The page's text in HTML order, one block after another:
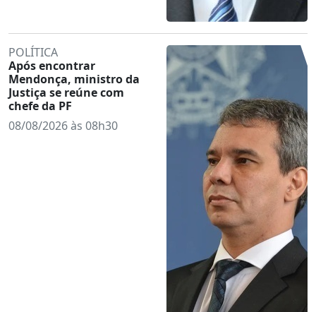
POLÍTICA
Após encontrar
Mendonça, ministro da
Justiça se reúne com
chefe da PF
08/08/2026 às 08h30